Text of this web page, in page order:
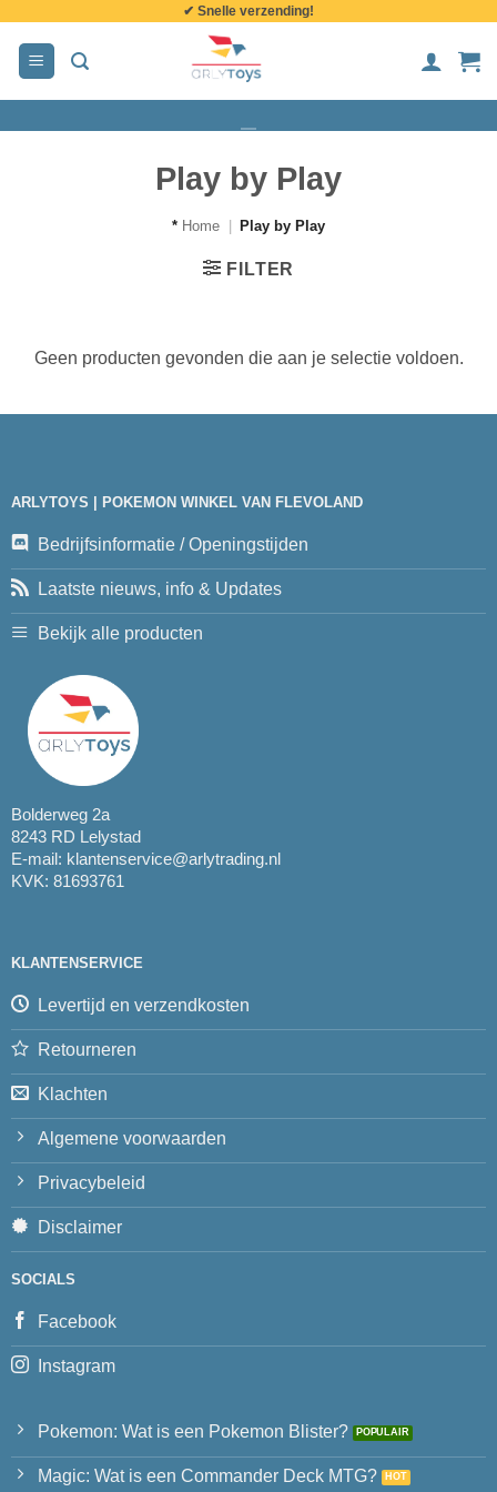
inhoud
✔ Snelle verzending!
Play by Play
* Home Play by Play
FILTER
Geen producten gevonden die aan je selectie voldoen.
ARLYTOYS | POKEMON WINKEL VAN FLEVOLAND
Bedrijfsinformatie / Openingstijden
Laatste nieuws, info & Updates
Bekijk alle producten
Bolderweg 2a
8243 RD Lelystad
E-mail: klantenservice@arlytrading.nl
KVK: 81693761
KLANTENSERVICE
Levertijd en verzendkosten
Retourneren
Klachten
Algemene voorwaarden
Privacybeleid
Disclaimer
SOCIALS
Facebook
Instagram
Pokemon: Wat is een Pokemon Blister?
Magic: Wat is een Commander Deck MTG?